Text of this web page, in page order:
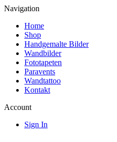
Navigation
Home
Shop
Handgemalte Bilder
Wandbilder
Fototapeten
Paravents
Wandtattoo
Kontakt
Account
Sign In